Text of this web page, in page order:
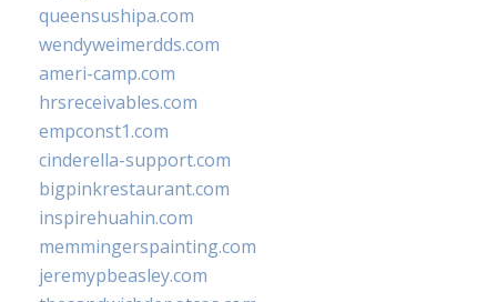
queensushipa.com
wendyweimerdds.com
ameri-camp.com
hrsreceivables.com
empconst1.com
cinderella-support.com
bigpinkrestaurant.com
inspirehuahin.com
memmingerspainting.com
jeremypbeasley.com